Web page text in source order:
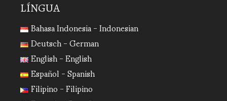
LÍNGUA
Bahasa Indonesia - Indonesian
Deutsch - German
English - English
Español - Spanish
Filipino - Filipino